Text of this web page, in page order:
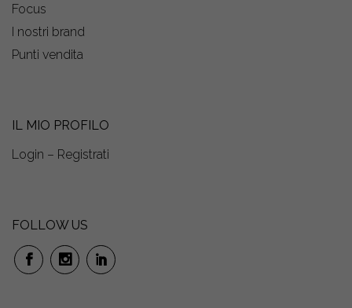
Focus
I nostri brand
Punti vendita
IL MIO PROFILO
Login – Registrati
FOLLOW US